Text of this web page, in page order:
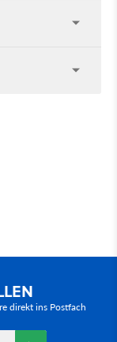
direkt ins Postfach